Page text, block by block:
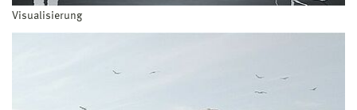
Visualisierung